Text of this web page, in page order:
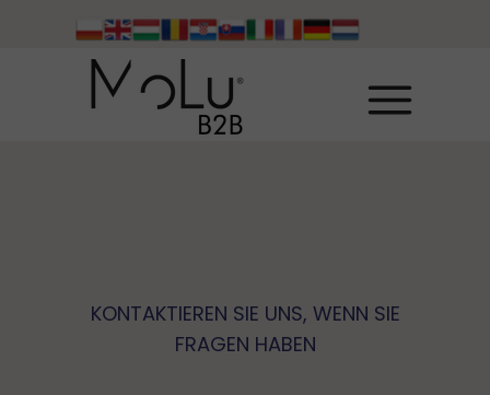
KONTAKTIEREN SIE UNS, WENN SIE
FRAGEN HABEN